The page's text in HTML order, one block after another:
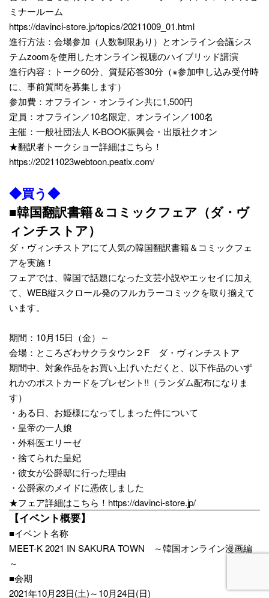
ミナールーム
https://davinci-store.jp/topics/20211009_01.html
進行方法：会場参加（人数制限あり）とオンライン会議シス
テムzoomを使用したオンライン視聴のハイブリッド講演
進行内容：トーク60分、質疑応答30分（※参加申し込み受付時
に、事前質問を募集します）
参加費：オフライン・オンライン共に1,500円
定員：オフライン／10名限定、オンライン／100名
主催：一般社団法人 K-BOOK振興会・出版社クオン
★翻訳者トークショー詳細はこちら！
https://20211023webtoon.peatix.com/
◆買う◆
■韓国翻訳書籍＆コミックフェア（ダ・ヴ
ィンチストア）
ダ・ヴィンチストアにて人気の韓国翻訳書籍＆コミックフェ
アを実施！
フェアでは、韓国で話題になった文芸小説やエッセイに加え
て、WEB縦スクロール発のフルカラーコミックを取り揃えて
います。
期間：10月15日（金）～
会場：ところざわサクラタウン２F ダ・ヴィンチストア
期間中、対象作品をお買い上げいただくと、以下作品のいず
れかのポストカードをプレゼント!!（ランダム配布になりま
す）
・ある日、お姫様になってしまった件について
・皇帝の一人娘
・外科医エリーゼ
・捨てられた皇妃
・彼女が公爵邸に行った理由
・公爵家のメイドに憑依しました
★フェア詳細はこちら！ https://davinci-store.jp/
【イベント概要】
■イベント名称
MEET-K 2021 IN SAKURA TOWN ～韓国オンライン漫画編
～
■会期
2021年10月23日(土)～10月24日(日)